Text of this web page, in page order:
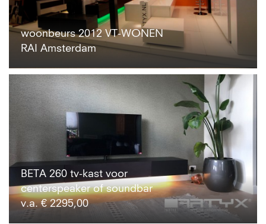
woonbeurs 2012 VT-WONEN
RAI Amsterdam
BETA 260 tv-kast voor
centerspeaker of soundbar
v.a. € 2295,00